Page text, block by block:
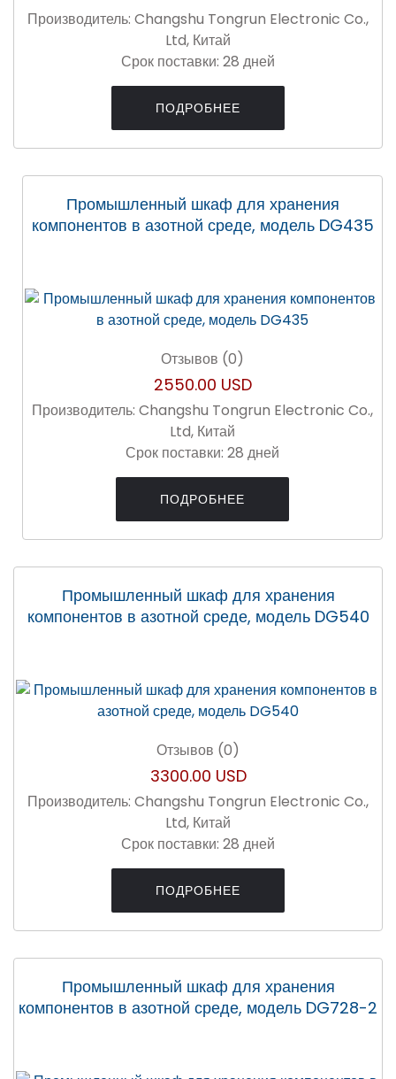
Производитель: Changshu Tongrun Electronic Co.,
Ltd, Китай
Срок поставки: 28 дней
ПОДРОБНЕЕ
Промышленный шкаф для хранения
компонентов в азотной среде, модель DG435
Отзывов (0)
2550.00 USD
Производитель: Changshu Tongrun Electronic Co.,
Ltd, Китай
Срок поставки: 28 дней
ПОДРОБНЕЕ
Промышленный шкаф для хранения
компонентов в азотной среде, модель DG540
Отзывов (0)
3300.00 USD
Производитель: Changshu Tongrun Electronic Co.,
Ltd, Китай
Срок поставки: 28 дней
ПОДРОБНЕЕ
Промышленный шкаф для хранения
компонентов в азотной среде, модель DG728-2